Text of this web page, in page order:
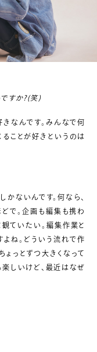
ですか?(笑)
なんです。みんなで何
ることが好きというのは
かないんです。何なら、
で。企画も編集も携わ
観ていたい。編集作業と
ね。どういう流れで作
ょっとずつ大きくなって
楽しいけど、最近はなぜ